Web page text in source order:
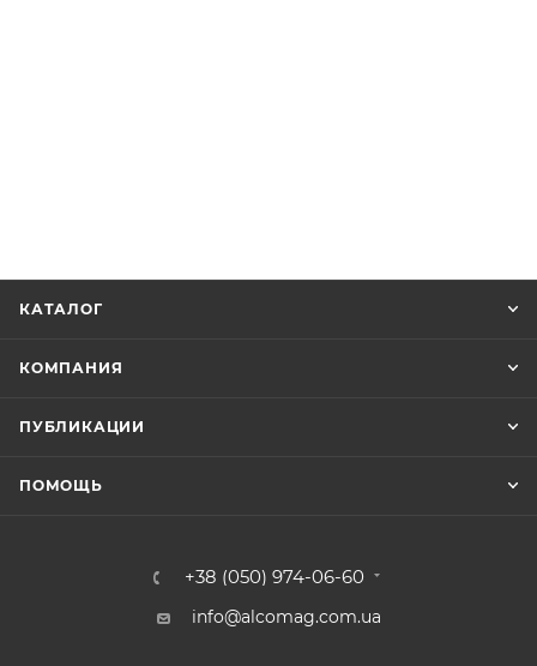
КАТАЛОГ
КОМПАНИЯ
ПУБЛИКАЦИИ
ПОМОЩЬ
+38 (050) 974-06-60
info@alcomag.com.ua